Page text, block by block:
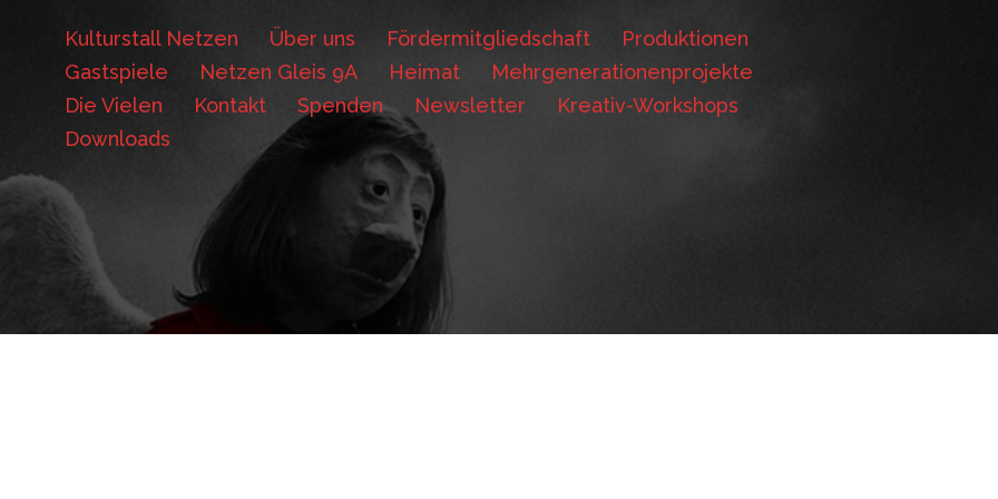
Kulturstall Netzen Über uns Fördermitgliedschaft
Produktionen
Gastspiele
Netzen Gleis 9A Heimat
Mehrgenerationenprojekte
Die Vielen
Kontakt Spenden Newsletter
Kreativ-Workshops
Downloads